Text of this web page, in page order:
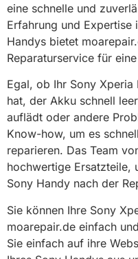
eine schnelle und
Erfahrung und Expertise
Handys bietet
Reparaturservice für
Egal, ob Ihr Sony
hat, der Akku schnell
auflädt oder andere
Know-how, um es
reparieren. Das Team
hochwertige Ersatzteile,
Sony Handy nach der
Sie können Ihre Sony
moarepair.de einfach
Sie einfach auf ihre